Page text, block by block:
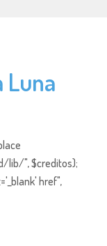
Luna
lib/", $creditos);
href",